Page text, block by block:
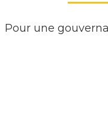
Pour une